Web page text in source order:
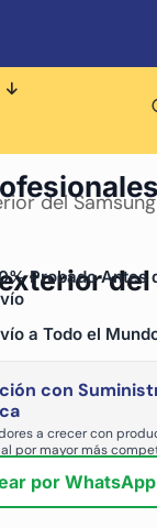
del
del
con
a crecer con
por mayor más
Probado Antes
a Todo el
por WhatsApp